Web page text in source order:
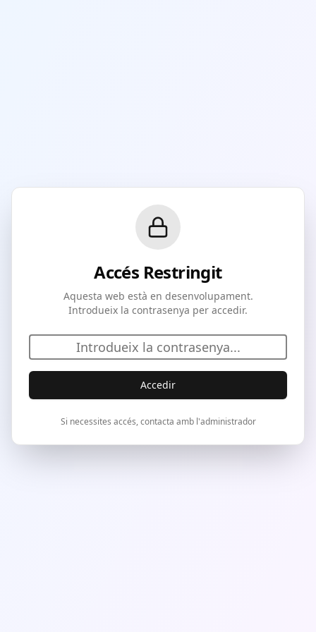
Accés Restringit
Aquesta web està en desenvolupament.
Introdueix la contrasenya per accedir.
Accedir
Si necessites accés, contacta amb l'administrador